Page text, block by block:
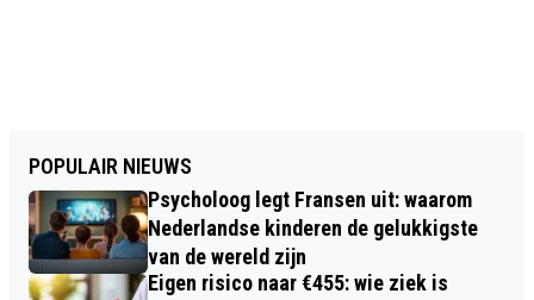
POPULAIR NIEUWS
Psycholoog legt Fransen uit: waarom
Nederlandse kinderen de gelukkigste
van de wereld zijn
Eigen risico naar €455: wie ziek is